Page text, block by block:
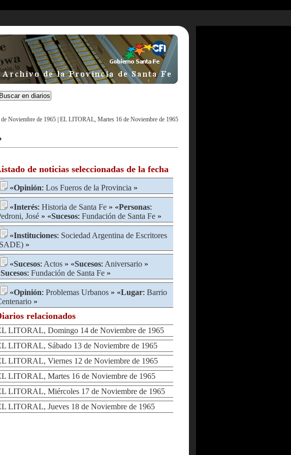
Noviembre de 1965 EL LITORAL, Martes 16 de Noviembre de 1965
de noticias seleccionadas de la fecha
«Opinión: Los Fueros de la Provincia »
«Interés: Historia de Santa Fe » «Personas:
José » «Sucesos: Fundación de Santa Fe »
«Instituciones: Sociedad Argentina de Escritores
»
«Sucesos: Actos » «Sucesos: Aniversario »
Sucesos: Fundación de Santa Fe »
«Opinión: Problemas Urbanos » «Lugar: Barrio
»
relacionados
LITORAL, Domingo 14 de Noviembre de 1965
LITORAL, Sábado 13 de Noviembre de 1965
LITORAL, Viernes 12 de Noviembre de 1965
LITORAL, Martes 16 de Noviembre de 1965
LITORAL, Miércoles 17 de Noviembre de 1965
LITORAL, Jueves 18 de Noviembre de 1965